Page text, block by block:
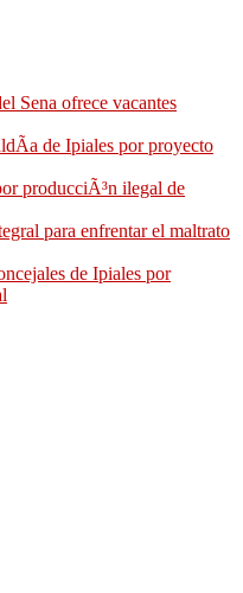
Sena ofrece vacantes
de Ipiales por proyecto
producciÃ³n ilegal de
para enfrentar el maltrato
de Ipiales por